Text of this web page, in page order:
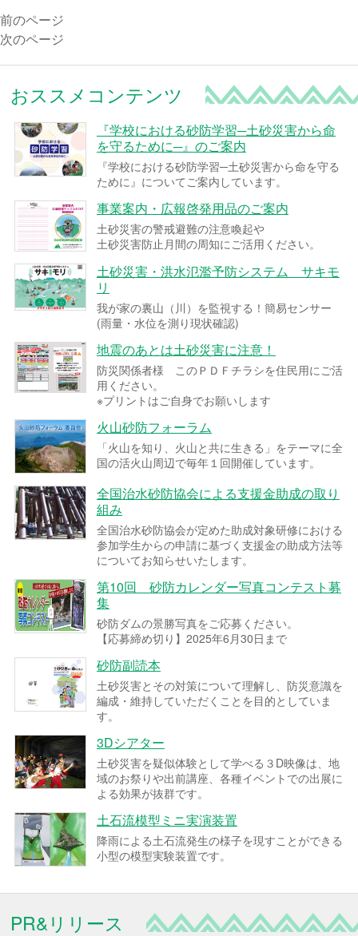
前のページ
次のページ
おススメコンテンツ
『学校における砂防学習─土砂災害から命
を守るために─』のご案内
『学校における砂防学習─土砂災害から命を守る
ために』についてご案内しています。
事業案内・広報啓発用品のご案内
土砂災害の警戒避難の注意喚起や
土砂災害防止月間の周知にご活用ください。
土砂災害・洪水氾濫予防システム サキモ
リ
我が家の裏山（川）を監視する！簡易センサー
(雨量・水位を測り現状確認)
地震のあとは土砂災害に注意！
防災関係者様 このＰＤＦチラシを住民用にご活
用ください。
※プリントはご自身でお願いします
火山砂防フォーラム
「火山を知り、火山と共に生きる」をテーマに全
国の活火山周辺で毎年１回開催しています。
全国治水砂防協会による支援金助成の取り
組み
全国治水砂防協会が定めた助成対象研修における
参加学生からの申請に基づく支援金の助成方法等
についてお知らせいたします。
第10回 砂防カレンダー写真コンテスト募
集
砂防ダムの景勝写真をご応募ください。
【応募締め切り】2025年6月30日まで
砂防副読本
土砂災害とその対策について理解し、防災意識を
編成・維持していただくことを目的としていま
す。
3Dシアター
土砂災害を疑似体験として学べる３D映像は、地
域のお祭りや出前講座、各種イベントでの出展に
よる効果が抜群です。
土石流模型ミニ実演装置
降雨による土石流発生の様子を現すことができる
小型の模型実験装置です。
PR&リリース